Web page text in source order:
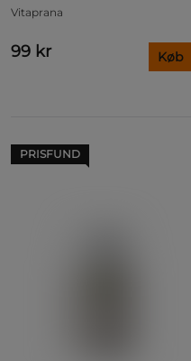
Vitaprana
99 kr Køb
PRISFUND